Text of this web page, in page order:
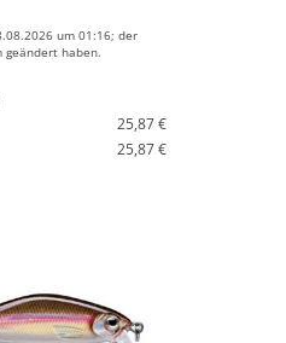
um 01:16; der
geändert haben.
25,87 €
25,87 €